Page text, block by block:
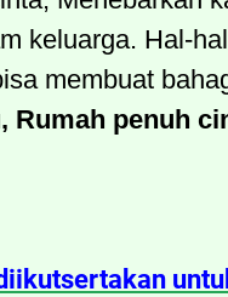
keluarga. Hal-
membuat
Rumah penuh